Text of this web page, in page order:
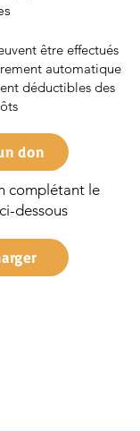
être effectués
automatique
déductibles des
don
complétant le
dessous